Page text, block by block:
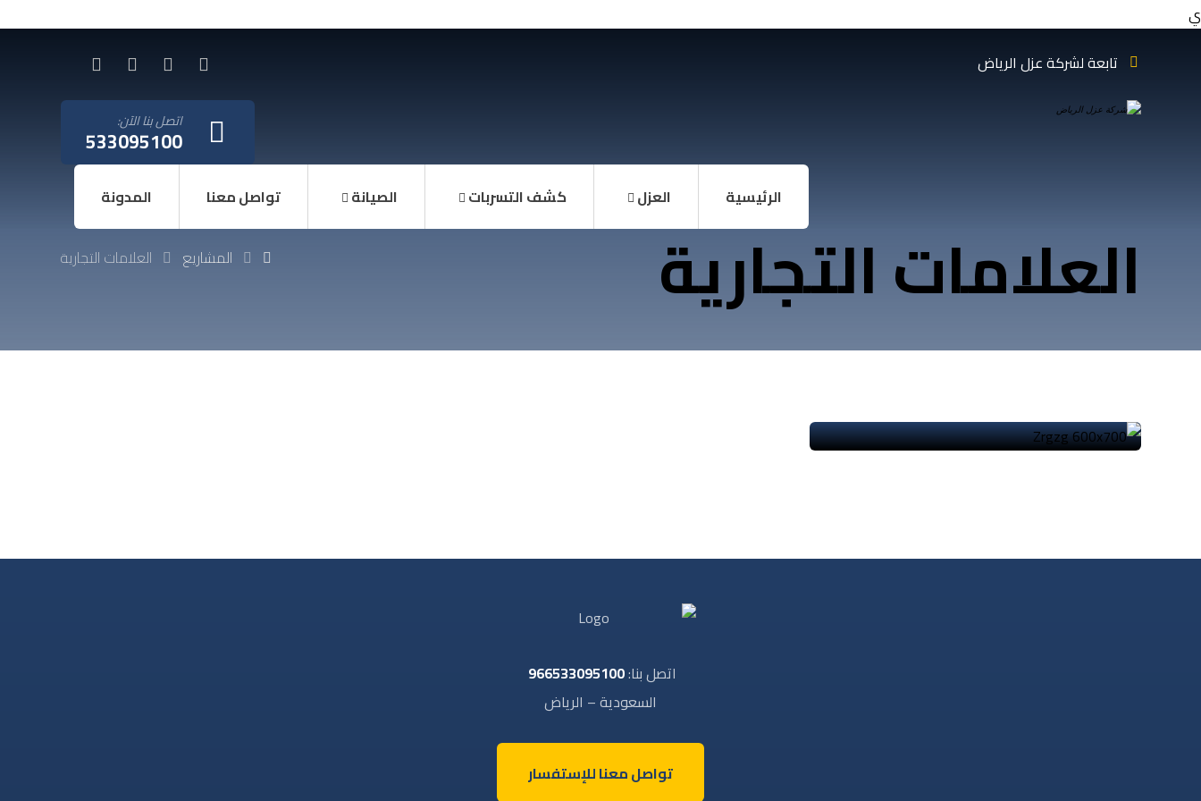
ي
تابعة لشركة عزل الرياض
اتصل بنا الآن:
533095100
الرئيسية العزل كشف التسربات الصيانة تواصل معنا المدونة
العلامات التجارية المشاريع العلامات التجارية
اتصل بنا:966533095100
السعودية – الرياض
تواصل معنا للإستفسار